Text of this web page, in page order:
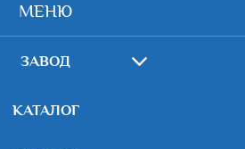
МЕНЮ
ЗАВОД
КАТАЛОГ